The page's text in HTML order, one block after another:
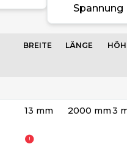
Spannung
BREITE LÄNGE
13 mm 2000 mm3